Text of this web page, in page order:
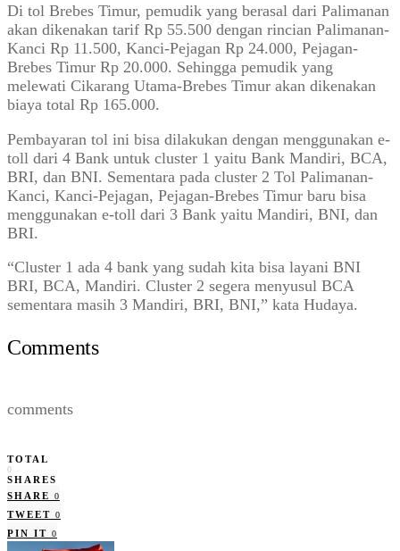
Di tol Brebes Timur, pemudik yang berasal dari Palimanan
akan dikenakan tarif Rp 55.500 dengan rincian Palimanan-
Kanci Rp 11.500, Kanci-Pejagan Rp 24.000, Pejagan-
Brebes Timur Rp 20.000. Sehingga pemudik yang
melewati Cikarang Utama-Brebes Timur akan dikenakan
biaya total Rp 165.000.
Pembayaran tol ini bisa dilakukan dengan menggunakan e-
toll dari 4 Bank untuk cluster 1 yaitu Bank Mandiri, BCA,
BRI, dan BNI. Sementara pada cluster 2 Tol Palimanan-
Kanci, Kanci-Pejagan, Pejagan-Brebes Timur baru bisa
menggunakan e-toll dari 3 Bank yaitu Mandiri, BNI, dan
BRI.
“Cluster 1 ada 4 bank yang sudah kita bisa layani BNI
BRI, BCA, Mandiri. Cluster 2 segera menyusul BCA
sementara masih 3 Mandiri, BRI, BNI,” kata Hudaya.
Comments
comments
TOTAL
0
SHARES
SHARE
0
TWEET 0
PIN IT 0